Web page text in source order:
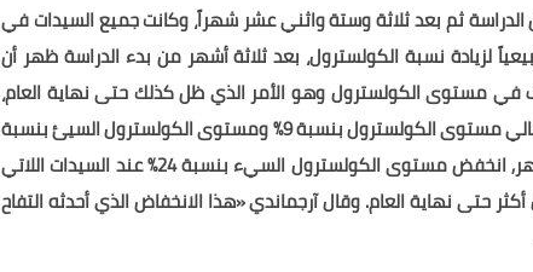
الدراسة ثم بعد ثلاثة وستة واثني عشر شهراً، وكانت جميع السيدات في
لزيادة نسبة الكولسترول، بعد ثلاثة أشهر من بدء الدراسة ظهر أن
في مستوى الكولسترول وهو الأمر الذي ظل كذلك حتى نهاية العام،
بينما السيدات اللاتي تناولن التفاح المجفف انخفض لديهن إجمالي مستوى الكولسترول بنسبة 9% ومستوى الكولسترول السيئ بنسبة
16% بعد الثلاث أشهر الأولي من الدراسة، وبعد مرور ستة أشهر, انخفض مستوى الكولسترول السيء بنسبة 24% عند السيدات اللاتي
حتى نهاية العام. وقال آرجماندي «هذا الانخفاض الذي أحدثه التفاح